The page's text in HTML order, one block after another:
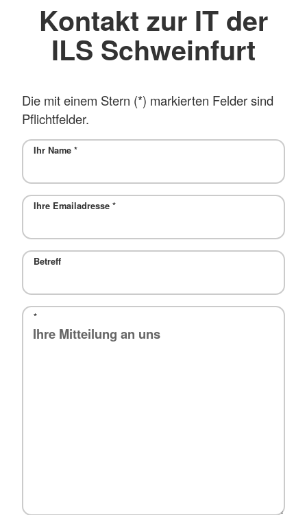
Kontakt zur IT der
ILS Schweinfurt
Die mit einem Stern (*) markierten Felder sind
Pflichtfelder.
Ihr Name *
Ihre Emailadresse *
Betreff
*